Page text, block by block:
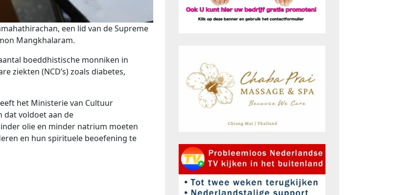
een lid van de Supreme
Mangkhalaram.
boeddhistische monniken in
ziekten (NCD’s) zoals diabetes,
het Ministerie van Cultuur
dat voldoet aan de
olie en minder natrium moeten
en hun spirituele beoefening te